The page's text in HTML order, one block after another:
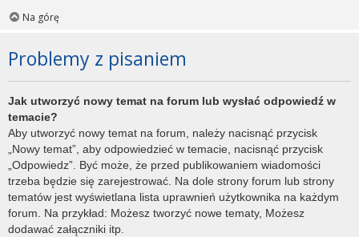
Na górę
Problemy z pisaniem
Jak utworzyć nowy temat na forum lub wysłać odpowiedź w
temacie?
Aby utworzyć nowy temat na forum, należy nacisnąć przycisk
„Nowy temat”, aby odpowiedzieć w temacie, nacisnąć przycisk
„Odpowiedz”. Być może, że przed publikowaniem wiadomości
trzeba będzie się zarejestrować. Na dole strony forum lub strony
tematów jest wyświetlana lista uprawnień użytkownika na każdym
forum. Na przykład: Możesz tworzyć nowe tematy, Możesz
dodawać załączniki itp.